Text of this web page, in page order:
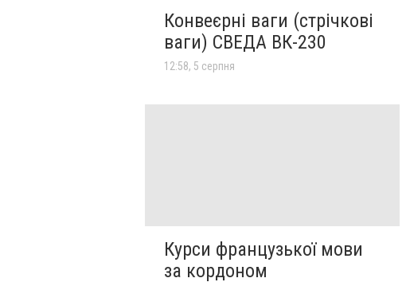
Конвеєрні ваги (стрічкові
ваги) СВЕДА ВК-230
12:58, 5 серпня
Курси французької мови
за кордоном